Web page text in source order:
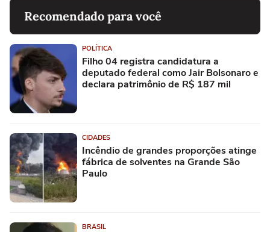
Recomendado para você
POLÍTICA
Filho 04 registra candidatura a
deputado federal como Jair Bolsonaro e
declara patrimônio de R$ 187 mil
CIDADES
Incêndio de grandes proporções atinge
fábrica de solventes na Grande São
Paulo
BRASIL